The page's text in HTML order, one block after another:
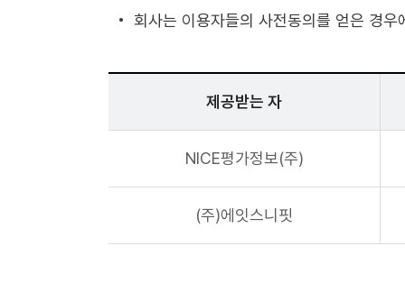
회사는 이용자들의 사전동의를 얻은 경
제공받는 자
NICE평가정보(주)
(주)에잇스니핏